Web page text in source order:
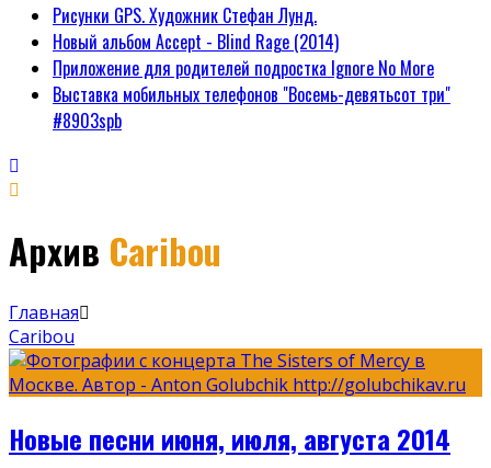
Рисунки GPS. Художник Стефан Лунд.
Новый альбом Accept - Blind Rage (2014)
Приложение для родителей подростка Ignore No More
Выставка мобильных телефонов "Восемь-девятьсот три"
#8903spb
Архив Caribou
Главная
Caribou
Новые песни июня, июля, августа 2014